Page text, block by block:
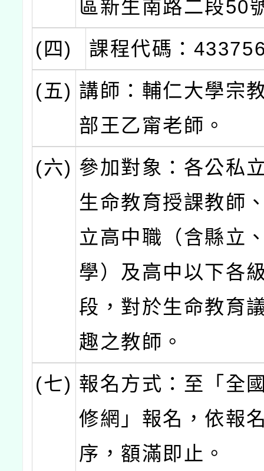
區新生南路二段50
(四)
課程代碼：
(五) 講師：輔仁大學宗
部王乙甯老師。
(六) 參加對象：各公私
生命教育授課教師
立高中職（含縣立
學）及高中以下各
段，對於生命教育
趣之教師。
(七) 報名方式：至「全
修網」報名，依報
序，額滿即止。